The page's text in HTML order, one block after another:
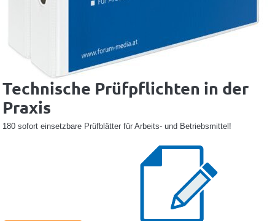
Technische Prüfpflichten in der
Praxis
180 sofort einsetzbare Prüfblätter für Arbeits- und Betriebsmittel!